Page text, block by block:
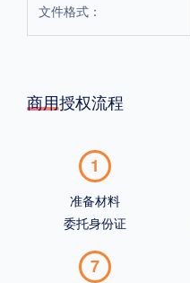
文件格式：
商用授权流程
1
准备材料
委托身份证
7